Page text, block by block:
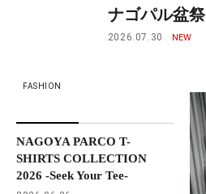
ナゴパル盆祭
2026.07.30
FASHION
NAGOYA PARCO T-
SHIRTS COLLECTION
2026 -Seek Your Tee-